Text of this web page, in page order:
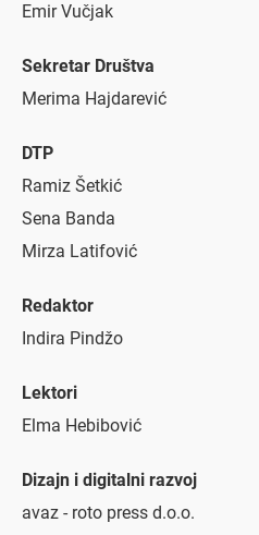
Emir Vučjak
Sekretar Društva
Merima Hajdarević
DTP
Ramiz Šetkić
Sena Banda
Mirza Latifović
Redaktor
Indira Pindžo
Lektori
Elma Hebibović
Dizajn i digitalni razvoj
avaz - roto press d.o.o.